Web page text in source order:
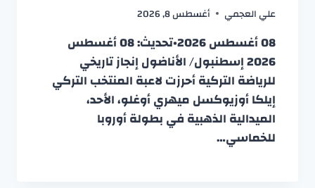
علي العجمي أغسطس 8, 2026
08 أغسطس 2026•تحديث: 08 أغسطس
2026 إسطنبول/ الأناضول إنجاز تاريخي
للرياضة التركية أحرزت لاعبة المنتخب التركي
إيلكا أوزيوكسل ميهري أوغلو، الأحد،
الميدالية الذهبية في بطولة أوروبا
للخماسي…